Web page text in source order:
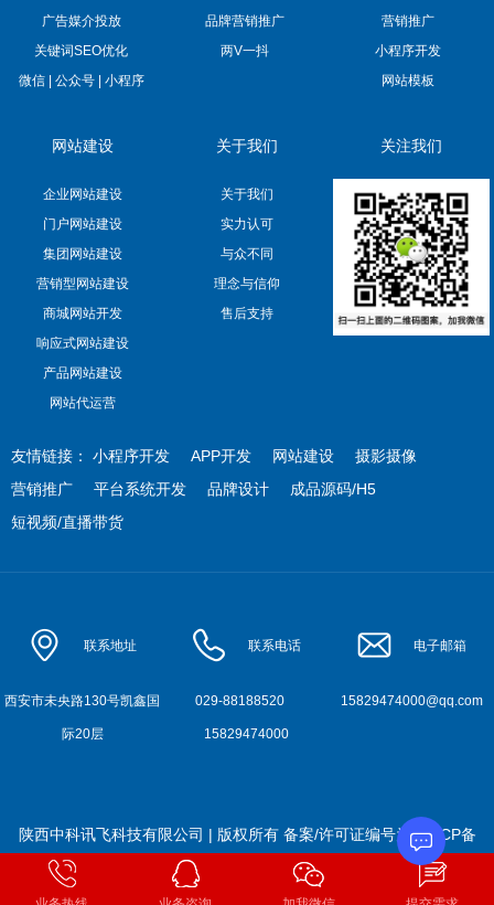
广告媒介投放
品牌营销推广
关键词SEO优化
两V一抖
微信 | 公众号 | 小程序
营销推广
小程序开发
网站模板
网站建设
企业网站建设
门户网站建设
集团网站建设
营销型网站建设
商城网站开发
响应式网站建设
产品网站建设
网站代运营
关于我们
关于我们
实力认可
与众不同
理念与信仰
售后支持
关注我们
友情链接： 小程序开发 APP开发 网站建设
摄影摄像
营销推广
平台系统开发 品牌设计
成品源码/H5
短视频/直播带货
联系地址
西安市未央路130号凯鑫国
际20层
联系电话
029-88188520
15829474000
电子邮箱
15829474000@qq.com
陕西中科讯飞科技有限公司 | 版权所有 备案/许可证编号为:陕ICP备
2022010900号-4